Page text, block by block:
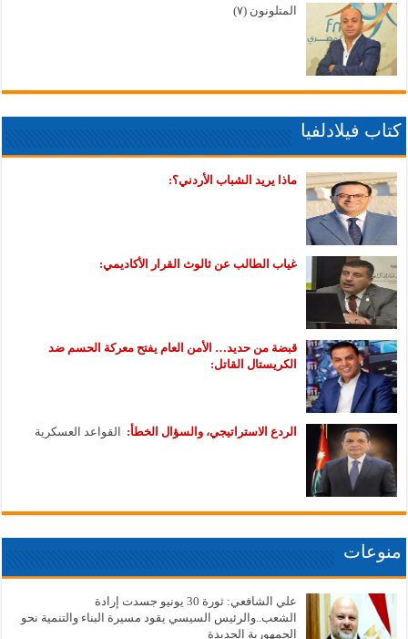
المتلونون (٧)
كتاب فيلادلفيا
ماذا يريد الشباب الأردني؟:
غياب الطالب عن ثالوث القرار الأكاديمي:
قبضة من حديد… الأمن العام يفتح معركة الحسم ضد
الكريستال القاتل:
الردع الاستراتيجي، والسؤال الخطأ: القواعد العسكرية
منوعات
علي الشافعي: ثورة 30 يونيو جسدت إرادة
الشعب..والرئيس السيسي يقود مسيرة البناء والتنمية نحو
الجمهورية الجديدة